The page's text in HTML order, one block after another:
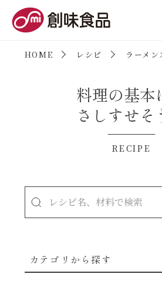
HOME レシピ ラーメ
料理の基本
さしすせそ
RECIPE
カテゴリから探す